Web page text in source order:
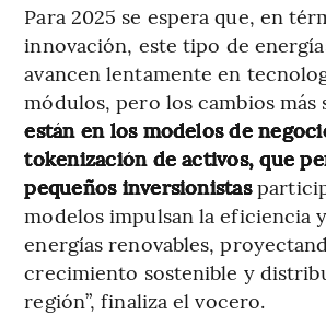
Para 2025 se espera que, en
innovación, este tipo de
avancen lentamente en
módulos, pero los cambios
están en los modelos de
tokenización de activos, que
pequeños inversionistas
modelos impulsan la eficiencia
energías renovables,
crecimiento sostenible y
región”, finaliza el vocero.